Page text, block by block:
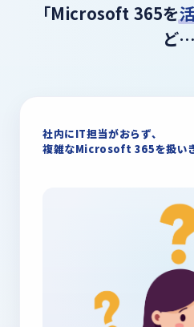
「Microsoft 365を
ど…
社内にIT担当がおらず、
複雑なMicrosoft 365を扱い